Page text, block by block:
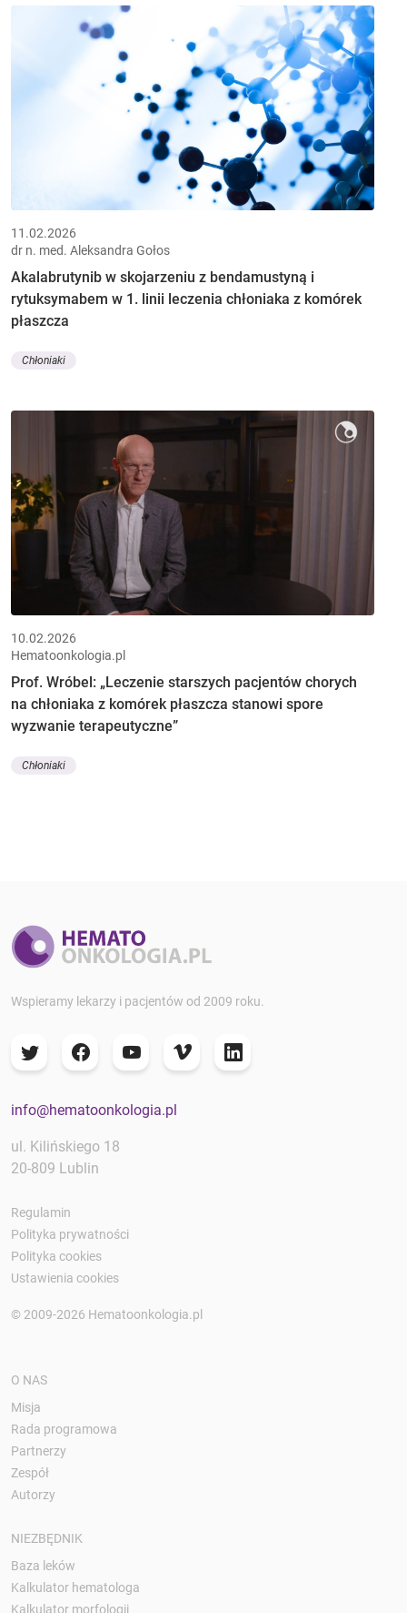
11.02.2026
dr n. med. Aleksandra Gołos
Akalabrutynib w skojarzeniu z bendamustyną i
rytuksymabem w 1. linii leczenia chłoniaka z komórek
płaszcza
Chłoniaki
10.02.2026
Hematoonkologia.pl
Prof. Wróbel: „Leczenie starszych pacjentów chorych
na chłoniaka z komórek płaszcza stanowi spore
wyzwanie terapeutyczne”
Chłoniaki
Wspieramy lekarzy i pacjentów od 2009 roku.
info@hematoonkologia.pl
ul. Kilińskiego 18
20-809 Lublin
Regulamin
Polityka prywatności
Polityka cookies
Ustawienia cookies
© 2009-2026 Hematoonkologia.pl
O NAS
Misja
Rada programowa
Partnerzy
Zespół
Autorzy
NIEZBĘDNIK
Baza leków
Kalkulator hematologa
Kalkulator morfologii